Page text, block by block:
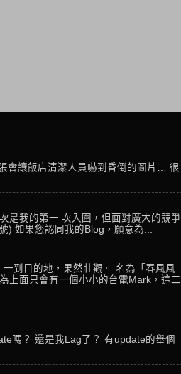
會讓飯店清潔人員嚇到昏倒的圖片… 很
是我的第一 次入圍，但面對廣大的競爭
如果您認同我的Blog，願意為...
到目的地，果然壯觀。 名為「春風風
上面只會有一個小小的台電Mark，這二
嗎？ 還是我Lag了？ 有update的舉個